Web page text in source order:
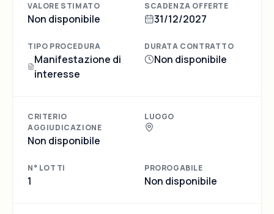
VALORE STIMATO
Non disponibile
SCADENZA OFFERTE
31/12/2027
TIPO PROCEDURA
Manifestazione di
interesse
DURATA CONTRATTO
Non disponibile
CRITERIO
AGGIUDICAZIONE
Non disponibile
LUOGO
N° LOTTI
1
PROROGABILE
Non disponibile